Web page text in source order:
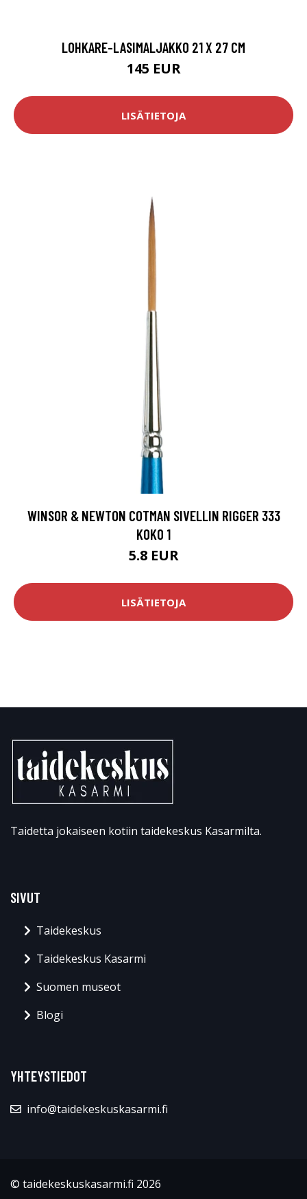
LOHKARE-LASIMALJAKKO 21 X 27 CM
145 EUR
LISÄTIETOJA
WINSOR & NEWTON COTMAN SIVELLIN RIGGER 333
KOKO 1
5.8 EUR
LISÄTIETOJA
Taidetta jokaiseen kotiin taidekeskus Kasarmilta.
SIVUT
Taidekeskus
Taidekeskus Kasarmi
Suomen museot
Blogi
YHTEYSTIEDOT
info@taidekeskuskasarmi.fi
© taidekeskuskasarmi.fi 2026